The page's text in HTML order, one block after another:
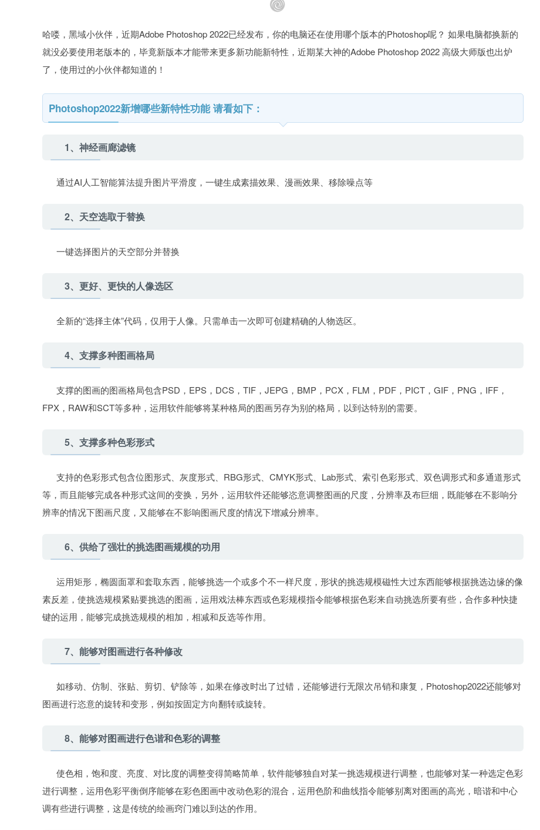
哈喽，黑域小伙伴，近期Adobe Photoshop 2022已经发布，你的电脑还在使用哪个版本的Photoshop呢？ 如果电脑都换新的
就没必要使用老版本的，毕竟新版本才能带来更多新功能新特性，近期某大神的Adobe Photoshop 2022 高级大师版也出炉
了，使用过的小伙伴都知道的！
Photoshop2022新增哪些新特性功能 请看如下：
1、神经画廊滤镜
通过AI人工智能算法提升图片平滑度，一键生成素描效果、漫画效果、移除噪点等
2、天空选取于替换
一键选择图片的天空部分并替换
3、更好、更快的人像选区
全新的“选择主体”代码，仅用于人像。只需单击一次即可创建精确的人物选区。
4、支撑多种图画格局
支撑的图画的图画格局包含PSD，EPS，DCS，TIF，JEPG，BMP，PCX，FLM，PDF，PICT，GIF，PNG，IFF，
FPX，RAW和SCT等多种，运用软件能够将某种格局的图画另存为别的格局，以到达特别的需要。
5、支撑多种色彩形式
支持的色彩形式包含位图形式、灰度形式、RBG形式、CMYK形式、Lab形式、索引色彩形式、双色调形式和多通道形式
等，而且能够完成各种形式这间的变换，另外，运用软件还能够恣意调整图画的尺度，分辨率及布巨细，既能够在不影响分
辨率的情况下图画尺度，又能够在不影响图画尺度的情况下增减分辨率。
6、供给了强壮的挑选图画规模的功用
运用矩形，椭圆面罩和套取东西，能够挑选一个或多个不一样尺度，形状的挑选规模磁性大过东西能够根据挑选边缘的像
素反差，使挑选规模紧贴要挑选的图画，运用戏法棒东西或色彩规模指令能够根据色彩来自动挑选所要有些，合作多种快捷
键的运用，能够完成挑选规模的相加，相减和反选等作用。
7、能够对图画进行各种修改
如移动、仿制、张贴、剪切、铲除等，如果在修改时出了过错，还能够进行无限次吊销和康复，Photoshop2022还能够对
图画进行恣意的旋转和变形，例如按固定方向翻转或旋转。
8、能够对图画进行色谐和色彩的调整
使色相，饱和度、亮度、对比度的调整变得简略简单，软件能够独自对某一挑选规模进行调整，也能够对某一种选定色彩
进行调整，运用色彩平衡倒序能够在彩色图画中改动色彩的混合，运用色阶和曲线指令能够别离对图画的高光，暗谐和中心
调有些进行调整，这是传统的绘画窍门难以到达的作用。